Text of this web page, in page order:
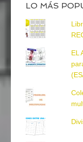
LO MÁS
EL